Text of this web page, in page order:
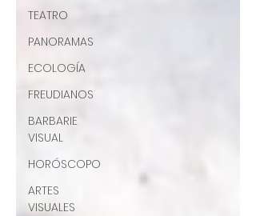
TEATRO
PANORAMAS
ECOLOGÍA
FREUDIANOS
BARBARIE
VISUAL
HORÓSCOPO
ARTES
VISUALES